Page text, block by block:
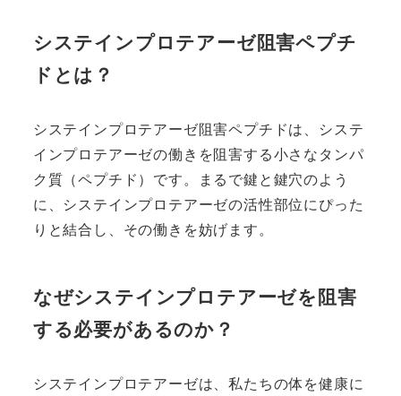
システインプロテアーゼ阻害ペプチ
ドとは？
システインプロテアーゼ阻害ペプチドは、システ
インプロテアーゼの働きを阻害する小さなタンパ
ク質（ペプチド）です。まるで鍵と鍵穴のよう
に、システインプロテアーゼの活性部位にぴった
りと結合し、その働きを妨げます。
なぜシステインプロテアーゼを阻害
する必要があるのか？
システインプロテアーゼは、私たちの体を健康に